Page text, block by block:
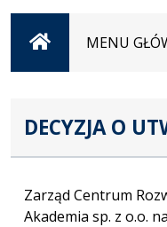
StronaMENU
DECYZJA O
Zarząd Centrum
Akademia sp. z o.o.